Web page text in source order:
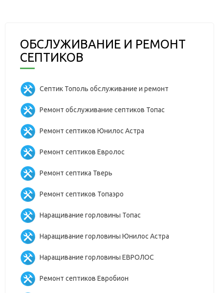
ОБСЛУЖИВАНИЕ И РЕМОНТ
СЕПТИКОВ
Септик Тополь обслуживание и ремонт
Ремонт обслуживание септиков Топас
Ремонт септиков Юнилос Астра
Ремонт септиков Евролос
Ремонт септика Тверь
Ремонт септиков Топаэро
Наращивание горловины Топас
Наращивание горловины Юнилос Астра
Наращивание горловины ЕВРОЛОС
Ремонт септиков Евробион